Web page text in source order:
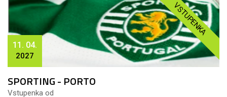
VSTUPENKA
11. 04.
2027
SPORTING - PORTO
Vstupenka od